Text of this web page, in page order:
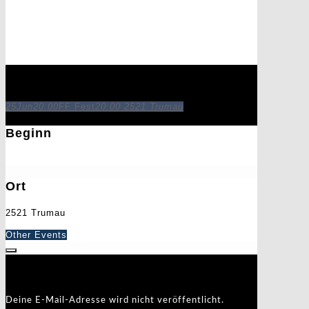
25Jun20:00 FF Fest20:00 2521 Trumau
Beginn
Ort
2521 Trumau
Other Events
Deine E-Mail-Adresse wird nicht veröffentlicht.